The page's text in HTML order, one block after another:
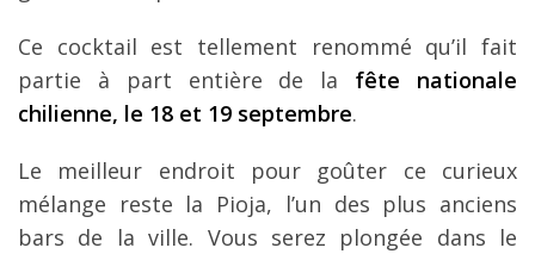
Ce cocktail est tellement renommé qu’il fait
partie à part entière de la fête nationale
chilienne, le 18 et 19 septembre.
Le meilleur endroit pour goûter ce curieux
mélange reste la Pioja, l’un des plus anciens
bars de la ville. Vous serez plongée dans le